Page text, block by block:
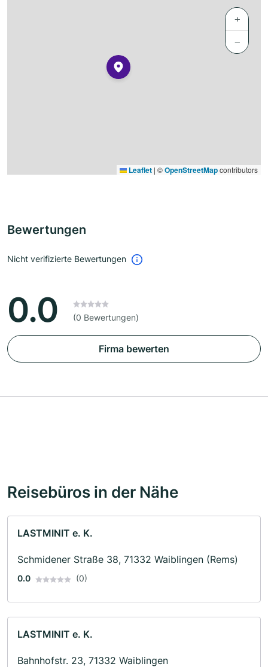
+
−
Leaflet | ©OpenStreetMapcontributors
Bewertungen
Nicht verifizierte Bewertungen
0.0 (0 Bewertungen)
Firma bewerten
Reisebüros in der Nähe
LASTMINIT e. K.
Schmidener Straße 38, 71332 Waiblingen (Rems)
0.0 (0)
LASTMINIT e. K.
Bahnhofstr. 23, 71332 Waiblingen